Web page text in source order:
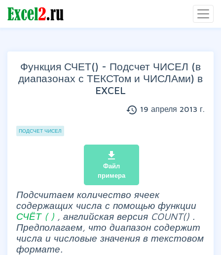
Функция СЧЕТ() - Подсчет ЧИСЕЛ (в
диапазонах с ТЕКСТом и ЧИСЛАми) в
EXCEL
history 19 апреля 2013 г.
Группы статей
ПОДСЧЕТ ЧИСЕЛ
file_download
Файл
примера
Подсчитаем количество ячеек
содержащих числа с помощью функции
СЧЁТ ( ) , английская версия COUNT() .
Предполагаем, что диапазон содержит
числа и числовые значения в текстовом
формате.